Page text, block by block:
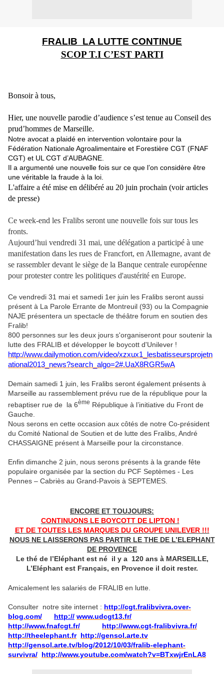
FRALIB LA LUTTE CONTINUE
SCOP T.I C’EST PARTI
Bonsoir à tous,
Hier, une nouvelle parodie d’audience s’est tenue au Conseil des
prud’hommes de Marseille.
Notre avocat a plaidé en intervention volontaire pour la
Fédération Nationale Agroalimentaire et Forestière CGT (FNAF
CGT) et UL CGT d’AUBAGNE.
Il a argumenté une nouvelle fois sur ce que l’on considère être
une véritable la fraude à la loi.
L'affaire a été mise en délibéré au 20 juin prochain (voir articles
de presse)
Ce week-end les Fralibs seront une nouvelle fois sur tous les
fronts.
Aujourd’hui vendredi 31 mai, une délégation a participé à une
manifestation dans les rues de Francfort, en Allemagne, avant de
se rassembler devant le siège de la Banque centrale européenne
pour protester contre les politiques d'austérité en Europe.
Ce vendredi 31 mai et samedi 1er juin les Fralibs seront aussi
présent à La Parole Errante de Montreuil (93) ou la Compagnie
NAJE présentera un spectacle de théâtre forum en soutien des
Fralib!
800 personnes sur les deux jours s'organiseront pour soutenir la
lutte des FRALIB et développer le boycott d'Unilever !
http://www.dailymotion.com/video/xzxux1_lesbatisseursprojetn
ational2013_news?search_algo=2#.UaX8RGR5wA
Demain samedi 1 juin, les Fralibs seront également présents à
Marseille au rassemblement prévu rue de la république pour la
rebaptiser rue de la 6ème République à l’initiative du Front de
Gauche.
Nous serons en cette occasion aux côtés de notre Co-président
du Comité National de Soutien et de lutte des Fralibs, André
CHASSAIGNE présent à Marseille pour la circonstance.
Enfin dimanche 2 juin, nous serons présents à la grande fête
populaire organisée par la section du PCF Septèmes - Les
Pennes – Cabriès au Grand-Pavois à SEPTEMES.
ENCORE ET TOUJOURS:
CONTINUONS LE BOYCOTT DE LIPTON !
ET DE TOUTES LES MARQUES DU GROUPE UNILEVER !!!
NOUS NE LAISSERONS PAS PARTIR LE THE DE L’ELEPHANT
DE PROVENCE
Le thé de l’Eléphant est né il y a 120 ans à MARSEILLE,
L’Eléphant est Français, en Provence il doit rester.
Amicalement les salariés de FRALIB en lutte.
Consulter notre site internet : http://cgt.fralibvivra.over-
blog.com/
http:// www.udcgt13.fr/
http://www.fnafcgt.fr/
http://www.cgt-fralibvivra.fr/
http://theelephant.fr http://gensol.arte.tv
http://gensol.arte.tv/blog/2012/10/03/fralib-elephant-
survivra/ http://www.youtube.com/watch?v=BTxwjrEnLA8